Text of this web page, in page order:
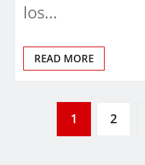
los…
READ MORE
Paginación
1 2